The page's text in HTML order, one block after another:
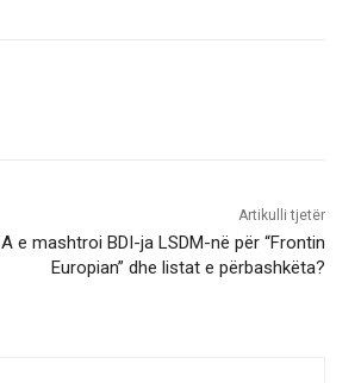
Artikulli tjetër
A e mashtroi BDI-ja LSDM-në për “Frontin
Europian” dhe listat e përbashkëta?